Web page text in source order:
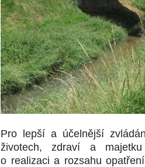
Pro lepší a účelnější
životech, zdraví a
o realizaci a rozsahu